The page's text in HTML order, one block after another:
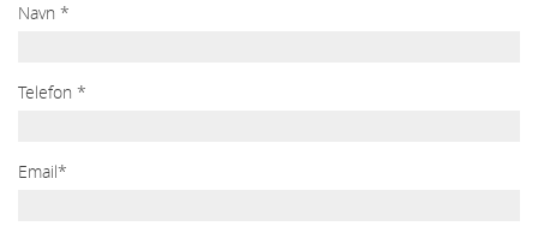
Navn *
Telefon *
Email*